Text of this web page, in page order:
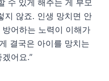
수 있게 해주는 게 부모
지 않죠. 인생 망치면 안
어하는 노력이 이해가
결국은 아이를 망치는
어요.”